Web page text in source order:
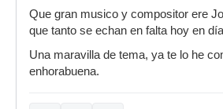
Que gran musico y compositor ere
que tanto se echan en falta hoy en
Una maravilla de tema, ya te lo he
enhorabuena.